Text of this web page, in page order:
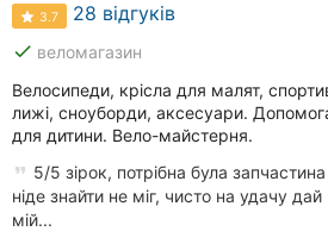
3.7 28 відгуків
done веломагазин
Велосипеди, крісла для малят,
лижі, сноуборди, аксесуари.
для дитини. Вело-майстерня.
5/5 зірок, потрібна була
ніде знайти не міг, чисто на удачу
мій...